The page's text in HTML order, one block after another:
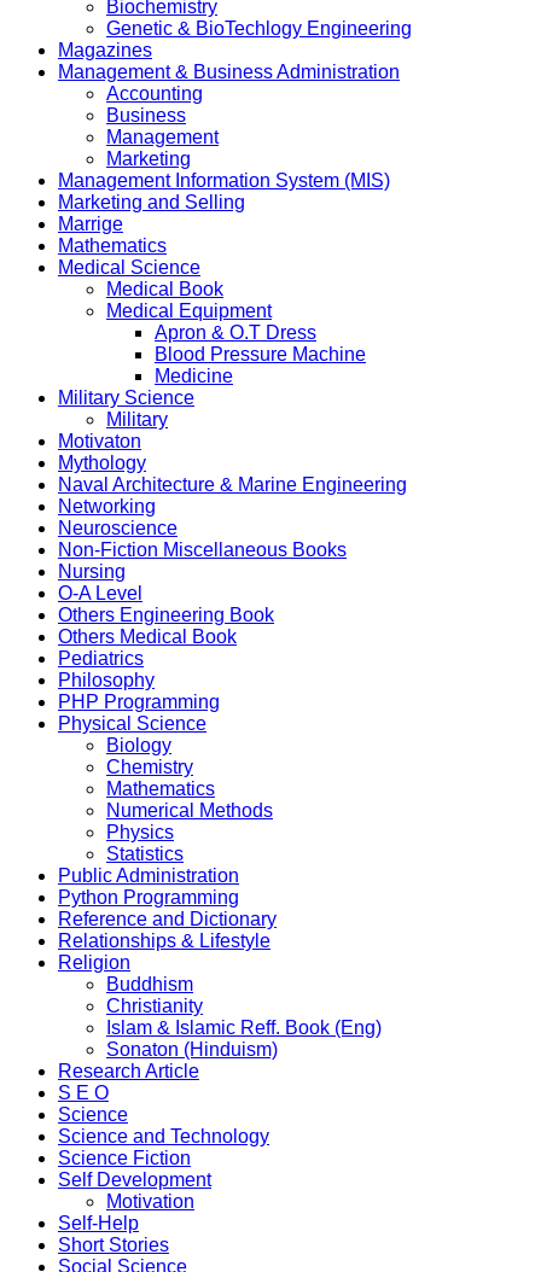
Biochemistry
Genetic & BioTechlogy Engineering
Magazines
Management & Business Administration
Accounting
Business
Management
Marketing
Management Information System (MIS)
Marketing and Selling
Marrige
Mathematics
Medical Science
Medical Book
Medical Equipment
Apron & O.T Dress
Blood Pressure Machine
Medicine
Military Science
Military
Motivaton
Mythology
Naval Architecture & Marine Engineering
Networking
Neuroscience
Non-Fiction Miscellaneous Books
Nursing
O-A Level
Others Engineering Book
Others Medical Book
Pediatrics
Philosophy
PHP Programming
Physical Science
Biology
Chemistry
Mathematics
Numerical Methods
Physics
Statistics
Public Administration
Python Programming
Reference and Dictionary
Relationships & Lifestyle
Religion
Buddhism
Christianity
Islam & Islamic Reff. Book (Eng)
Sonaton (Hinduism)
Research Article
S E O
Science
Science and Technology
Science Fiction
Self Development
Motivation
Self-Help
Short Stories
Social Science